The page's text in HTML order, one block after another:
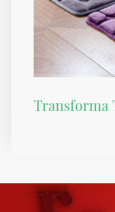
Transforma